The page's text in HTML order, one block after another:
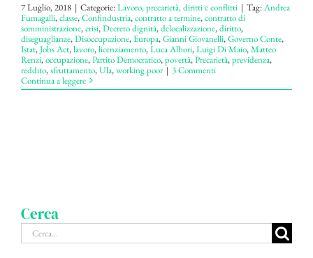
7 Luglio, 2018 | Categorie:Lavoro, precarietà, diritti e conflitti | Tag:Andrea
Fumagalli,classe,Confindustria,contratto a termine,contratto di
somministrazione,crisi,Decreto dignità,delocalizzazione,diritto,
diseguaglianze,Disoccupazione,Europa,Gianni Giovanelli,Governo Conte,
Istat,Jobs Act,lavoro,licenziamento,Luca Albori,Luigi Di Maio,Matteo
Renzi,occupazione,Partito Democratico,povertà,Precarietà,previdenza,
reddito,sfruttamento,Ula,working poor | 3 Commenti
Continua a leggere
Cerca
Cerca
per: